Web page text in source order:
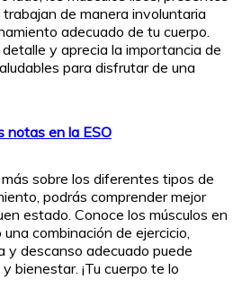
de manera involuntaria
adecuado de tu cuerpo.
y aprecia la importancia de
para disfrutar de una
notas en la ESO
sobre los diferentes tipos de
podrás comprender mejor
estado. Conoce los músculos en
combinación de ejercicio,
y descanso adecuado puede
bienestar. ¡Tu cuerpo te lo